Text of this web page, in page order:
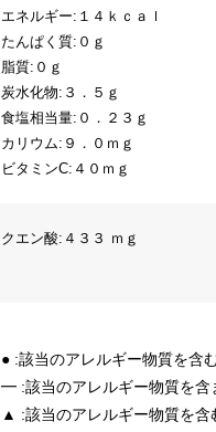
エネルギー:１４ｋｃａｌ
たんぱく質:０ｇ
脂質:０ｇ
炭水化物:３．５ｇ
食塩相当量:０．２３ｇ
カリウム:９．０ｍｇ
ビタミンC:４０ｍｇ
クエン酸:４３３ ｍｇ
● :該当のアレルギー物質を含
━ :該当のアレルギー物質を含
▲ :該当のアレルギー物質を含